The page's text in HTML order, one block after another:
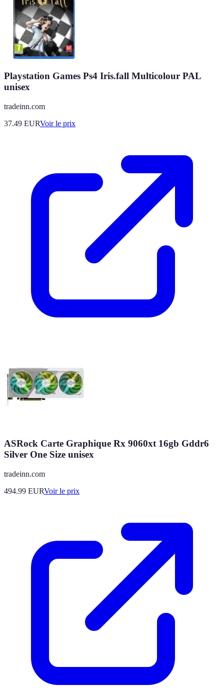
Playstation Games Ps4 Iris.fall Multicolour PAL
unisex
tradeinn.com
37.49 EURVoir le prix
ASRock Carte Graphique Rx 9060xt 16gb Gddr6
Silver One Size unisex
tradeinn.com
494.99 EURVoir le prix